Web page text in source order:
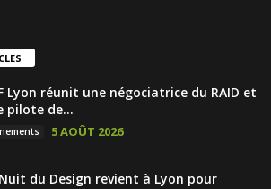
Lyon réunit une négociatrice du RAID et
pilote de...
5 AOÛT 2026
du Design revient à Lyon pour